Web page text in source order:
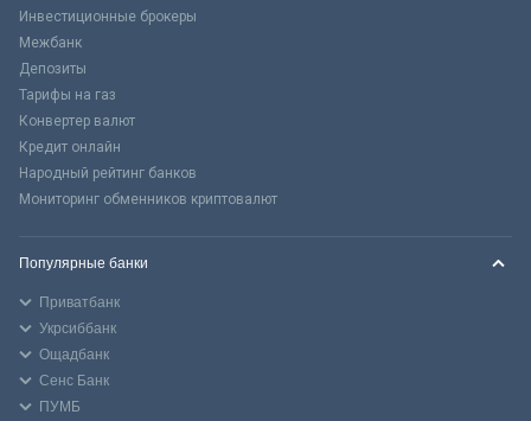
Инвестиционные брокеры
Межбанк
Депозиты
Тарифы на газ
Конвертер валют
Кредит онлайн
Народный рейтинг банков
Мониторинг обменников криптовалют
Популярные банки
Приватбанк
Укрсиббанк
Ощадбанк
Сенс Банк
ПУМБ